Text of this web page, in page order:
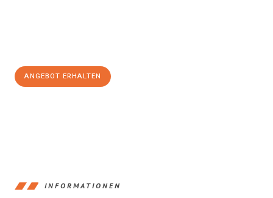
ANGEBOT ERHALTEN
INFORMATIONEN